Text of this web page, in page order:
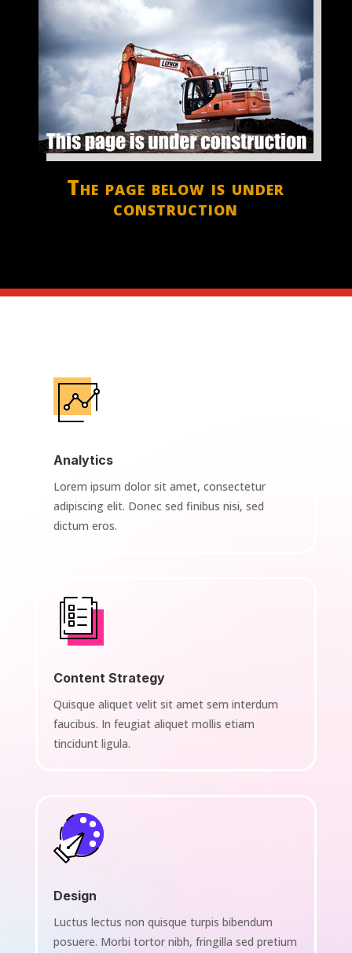
The page below is under
construction
Analytics
Lorem ipsum dolor sit amet, consectetur
adipiscing elit. Donec sed finibus nisi, sed
dictum eros.
Content Strategy
Quisque aliquet velit sit amet sem interdum
faucibus. In feugiat aliquet mollis etiam
tincidunt ligula.
Design
Luctus lectus non quisque turpis bibendum
posuere. Morbi tortor nibh, fringilla sed pretium